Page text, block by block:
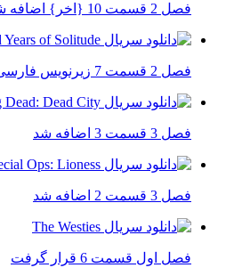
فصل 2 قسمت 10 {اخر} اضافه شد
فصل 2 قسمت 7 زیرنویس فارسی اضافه شد
فصل 3 قسمت 3 اضافه شد
فصل 3 قسمت 2 اضافه شد
فصل اول قسمت 6 قرار گرفت